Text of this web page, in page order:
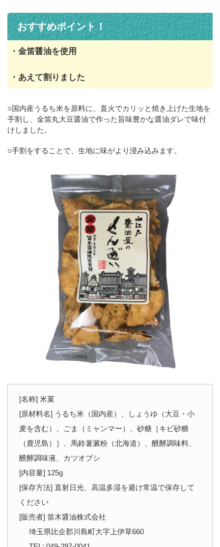
おすすめポイント！
・金笛醤油を使用
・あえて割りました
○国内産うるち米を原料に、直火でカリッと焼き上げた生地を
手割し、金笛丸大豆醤油で作った旨味豊かな醤油ダレで味付
けしました。
○手割をすることで、生地に味がより浸み込みます。
[名称] 米菓
[原材料名] うるち米（国内産）、しょうゆ（大豆・小
麦を含む）、ごま（ミャンマー）、砂糖［キビ砂糖
（鹿児島）］、馬鈴薯澱粉（北海道）、醗酵調味料、
醗酵調味液、カツオブシ
[内容量] 125g
[保存方法] 直射日光、高温多湿を避け常温で保存して
ください
[販売者] 笛木醤油株式会社
埼玉県比企郡川島町大字上伊草660